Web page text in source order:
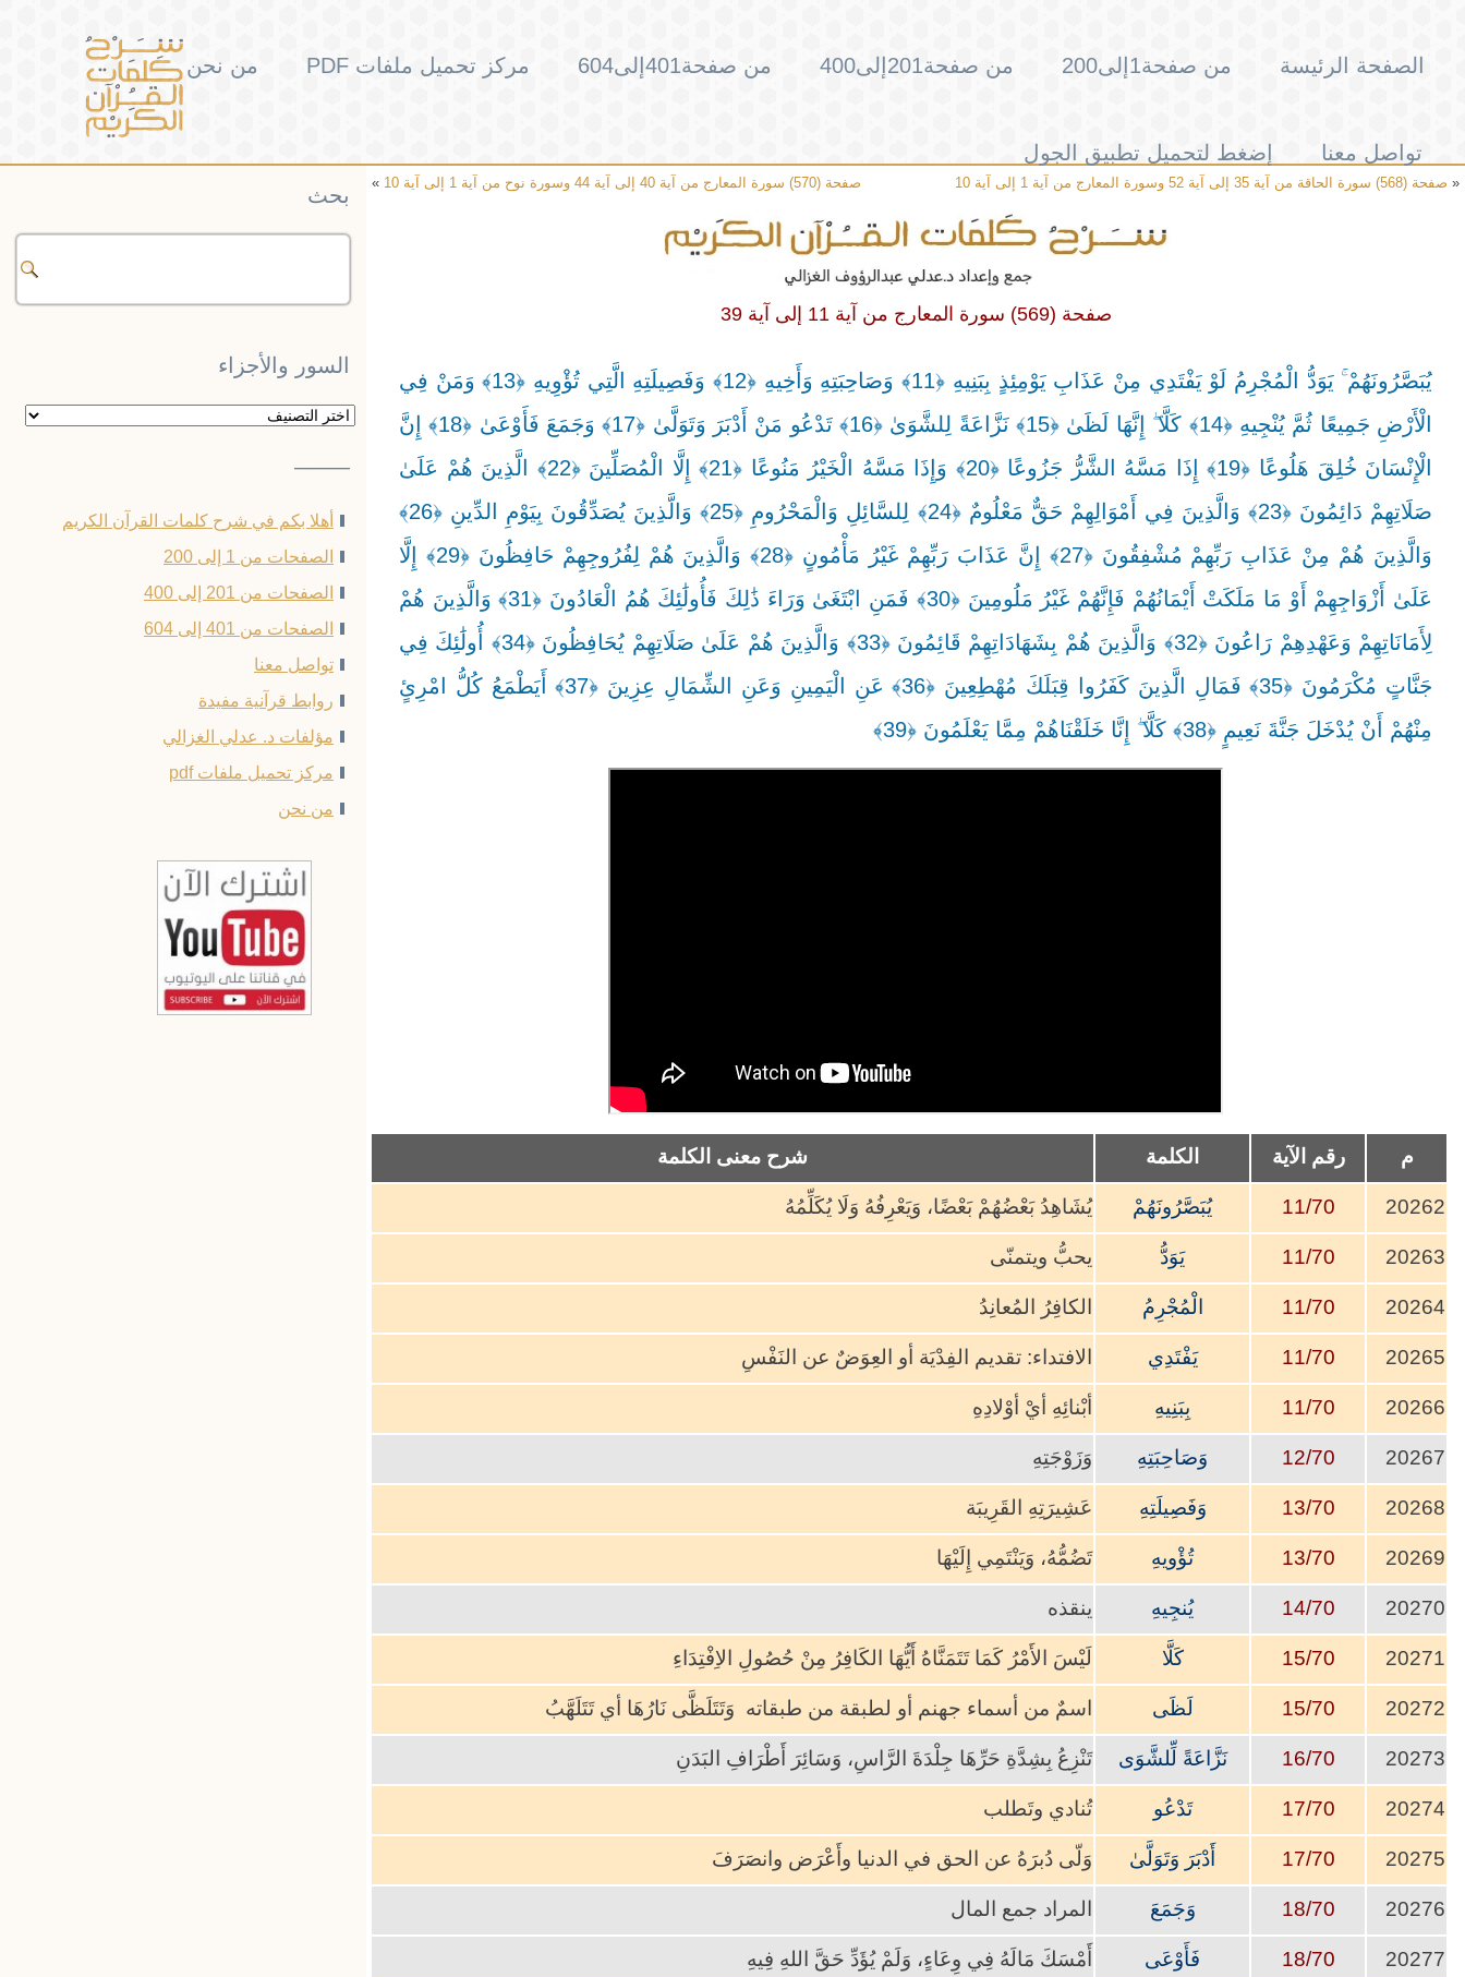
الصفحة الرئيسة من صفحة1إلى200 من صفحة201إلى400 من صفحة401إلى604 مركز تحميل ملفات PDF من نحن
تواصل معنا إضغط لتحميل تطبيق الجول
« صفحة (568) سورة الحاقة من آية 35 إلى آية 52 وسورة المعارج من آية 1 إلى آية 10 صفحة (570) سورة المعارج من آية 40 إلى آية 44 وسورة نوح من آية 1 إلى آية 10 »
صفحة (569) سورة المعارج من آية 11 إلى آية 39
يُبَصَّرُونَهُمْ ۚ يَوَدُّ الْمُجْرِمُ لَوْ يَفْتَدِي مِنْ عَذَابِ يَوْمِئِذٍ بِبَنِيهِ ﴿11﴾ وَصَاحِبَتِهِ وَأَخِيهِ ﴿12﴾ وَفَصِيلَتِهِ الَّتِي تُؤْوِيهِ ﴿13﴾ وَمَنْ فِي
الْأَرْضِ جَمِيعًا ثُمَّ يُنْجِيهِ ﴿14﴾ كَلَّا ۖ إِنَّهَا لَظَىٰ ﴿15﴾ نَزَّاعَةً لِلشَّوَىٰ ﴿16﴾ تَدْعُو مَنْ أَدْبَرَ وَتَوَلَّىٰ ﴿17﴾ وَجَمَعَ فَأَوْعَىٰ ﴿18﴾ إِنَّ
الْإِنْسَانَ خُلِقَ هَلُوعًا ﴿19﴾ إِذَا مَسَّهُ الشَّرُّ جَزُوعًا ﴿20﴾ وَإِذَا مَسَّهُ الْخَيْرُ مَنُوعًا ﴿21﴾ إِلَّا الْمُصَلِّينَ ﴿22﴾ الَّذِينَ هُمْ عَلَىٰ
صَلَاتِهِمْ دَائِمُونَ ﴿23﴾ وَالَّذِينَ فِي أَمْوَالِهِمْ حَقٌّ مَعْلُومٌ ﴿24﴾ لِلسَّائِلِ وَالْمَحْرُومِ ﴿25﴾ وَالَّذِينَ يُصَدِّقُونَ بِيَوْمِ الدِّينِ ﴿26﴾
وَالَّذِينَ هُمْ مِنْ عَذَابِ رَبِّهِمْ مُشْفِقُونَ ﴿27﴾ إِنَّ عَذَابَ رَبِّهِمْ غَيْرُ مَأْمُونٍ ﴿28﴾ وَالَّذِينَ هُمْ لِفُرُوجِهِمْ حَافِظُونَ ﴿29﴾ إِلَّا
عَلَىٰ أَزْوَاجِهِمْ أَوْ مَا مَلَكَتْ أَيْمَانُهُمْ فَإِنَّهُمْ غَيْرُ مَلُومِينَ ﴿30﴾ فَمَنِ ابْتَغَىٰ وَرَاءَ ذَٰلِكَ فَأُولَٰئِكَ هُمُ الْعَادُونَ ﴿31﴾ وَالَّذِينَ هُمْ
لِأَمَانَاتِهِمْ وَعَهْدِهِمْ رَاعُونَ ﴿32﴾ وَالَّذِينَ هُمْ بِشَهَادَاتِهِمْ قَائِمُونَ ﴿33﴾ وَالَّذِينَ هُمْ عَلَىٰ صَلَاتِهِمْ يُحَافِظُونَ ﴿34﴾ أُولَٰئِكَ فِي
جَنَّاتٍ مُكْرَمُونَ ﴿35﴾ فَمَالِ الَّذِينَ كَفَرُوا قِبَلَكَ مُهْطِعِينَ ﴿36﴾ عَنِ الْيَمِينِ وَعَنِ الشِّمَالِ عِزِينَ ﴿37﴾ أَيَطْمَعُ كُلُّ امْرِئٍ
مِنْهُمْ أَنْ يُدْخَلَ جَنَّةَ نَعِيمٍ ﴿38﴾ كَلَّا ۖ إِنَّا خَلَقْنَاهُمْ مِمَّا يَعْلَمُونَ ﴿39﴾
م رقم الآية الكلمة شرح معنى الكلمة
20262
11/70 يُبَصَّرُونَهُمْ يُشَاهِدُ بَعْضُهُمْ بَعْضًا، وَيَعْرِفُهُ وَلَا يُكَلِّمُهُ
20263
11/70 يَوَدُّ يحبُّ ويتمنّى
20264
11/70 الْمُجْرِمُ الكافِرُ المُعانِدُ
20265
11/70 يَفْتَدِي الافتداء: تقديم الفِدْيَة أو العِوَضٌ عن النَفْسِ
20266
11/70 بِبَنِيهِ أبْنائِهِ أيْ أوْلادِهِ
20267
12/70 وَصَاحِبَتِهِ وَزَوْجَتِهِ
20268
13/70 وَفَصِيلَتِهِ عَشِيرَتِهِ القَرِيبَة
20269
13/70 تُؤْويهِ تَضُمُّهُ، وَيَنْتَمِي إِلَيْهَا
20270
14/70 يُنجِيهِ ينقذه
20271
15/70 كَلَّا لَيْسَ الأَمْرُ كَمَا تَتَمَنَّاهُ أَيُّهَا الكَافِرُ مِنْ حُصُولِ الاِفْتِدَاءِ
20272
15/70 لَظَى اسمٌ من أسماء جهنم أو لطبقة من طبقاته وَتَتَلَظَّى نَارُهَا أي تَتَلَهَّبُ
20273
16/70 نَزَّاعَةً لِّلشَّوَى تَنْزِعُ بِشِدَّةِ حَرِّهَا جِلْدَةَ الرَّاسِ، وَسَائِرَ أَطْرَافِ البَدَنِ
20274
17/70 تَدْعُو تُنادي وتَطلب
20275
17/70 أَدْبَرَ وَتَوَلَّىٰ وَلّى دُبرَهُ عن الحق في الدنيا وأَعْرَض وانصَرَفَ
20276
18/70 وَجَمَعَ المراد جمع المال
20277
18/70 فَأَوْعَى أَمْسَكَ مَالَهُ فِي وِعَاءٍ، وَلَمْ يُؤَدِّ حَقَّ اللهِ فِيهِ
بحث
السور والأجزاء
السور
——–
أهلا بكم في شرح كلمات القرآن الكريم
الصفحات من 1 إلى 200
الصفحات من 201 إلى 400
الصفحات من 401 إلى 604
تواصل معنا
روابط قرآنية مفيدة
مؤلفات د. عدلي الغزالي
مركز تحميل ملفات pdf
من نحن